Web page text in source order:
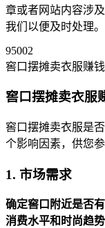
章或者网站内容涉及
我们以便及时处理。
95002
窖口摆摊卖衣服赚
窖口摆摊卖衣服
窖口摆摊卖衣服是
个影响因素，供您参
1. 市场需求
确定窖口附近是否
消费水平和时尚趋势